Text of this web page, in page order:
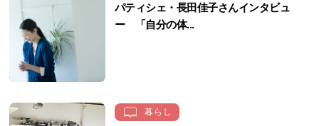
パティシェ・長田佳子さんインタビュ
ー 「自分の体...
暮らし